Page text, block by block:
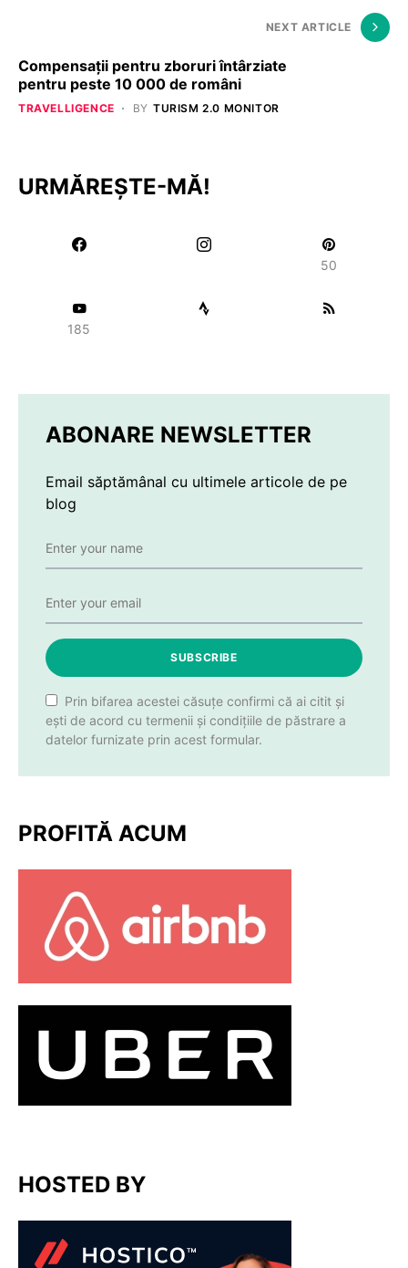
NEXT ARTICLE
Compensații pentru zboruri întârziate
pentru peste 10 000 de români
TRAVELLIGENCE BY TURISM 2.0 MONITOR
URMĂREȘTE-MĂ!
50
185
ABONARE NEWSLETTER
Email săptămânal cu ultimele articole de pe
blog
SUBSCRIBE
Prin bifarea acestei căsuțe confirmi că ai citit și
ești de acord cu termenii și condițiile de păstrare a
datelor furnizate prin acest formular.
PROFITĂ ACUM
HOSTED BY